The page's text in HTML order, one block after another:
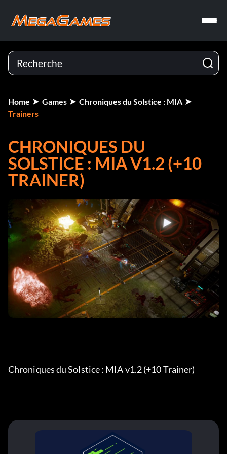
Home Games
Chroniques du Solstice : MIA
Trainers
CHRONIQUES DU
SOLSTICE : MIA V1.2 (+10
TRAINER)
Chroniques du Solstice : MIA v1.2 (+10 Trainer)